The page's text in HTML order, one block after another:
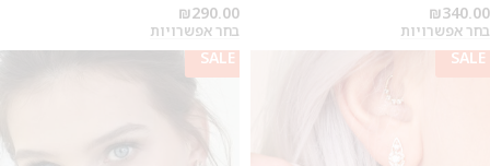
₪340.00
בחר אפשרויות
₪290.00
בחר אפשרויות
SALE
SALE